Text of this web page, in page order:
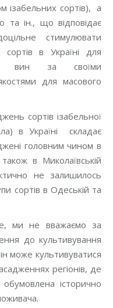
ізабельних сортів), а
та ін., що відповідає
стимулювати
в Україні для
вин за своїми
для масового
сортів ізабельної
в Україні складає
головним чином в
в Миколаївській
не залишилось
сортів в Одеській та
ми не вважаємо за
до культивування
може культивуватися
регіонів, де
історично